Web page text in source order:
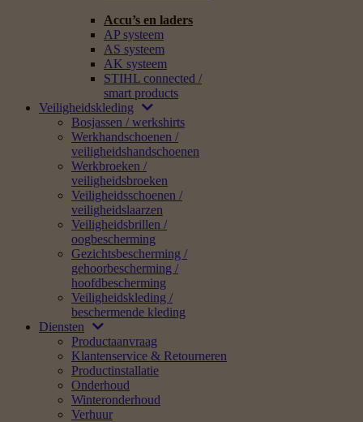
Accu’s en laders
AP systeem
AS systeem
AK systeem
STIHL connected /
smart products
Veiligheidskleding
Bosjassen / werkshirts
Werkhandschoenen /
veiligheidshandschoenen
Werkbroeken /
veiligheidsbroeken
Veiligheidsschoenen /
veiligheidslaarzen
Veiligheidsbrillen /
oogbescherming
Gezichtsbescherming /
gehoorbescherming /
hoofdbescherming
Veiligheidskleding /
beschermende kleding
Diensten
Productaanvraag
Klantenservice & Retourneren
Productinstallatie
Onderhoud
Winteronderhoud
Verhuur